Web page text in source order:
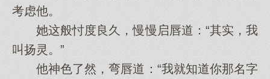
考虑他。
她这般忖度良久，慢慢启唇道：“其实，我
叫扬灵。”
他神色了然，弯唇道：“我就知道你那名字